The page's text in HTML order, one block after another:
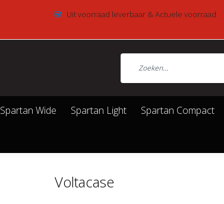
Uit voorraad leverbaar & Actuele voorraad
Spartan Wide Spartan Light Spartan Compact
Voltacase